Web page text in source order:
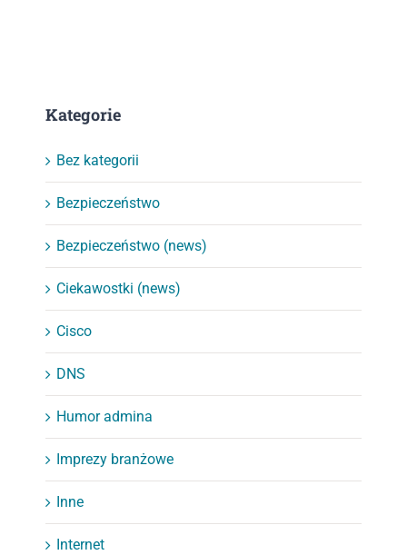
Kategorie
Bez kategorii
Bezpieczeństwo
Bezpieczeństwo (news)
Ciekawostki (news)
Cisco
DNS
Humor admina
Imprezy branżowe
Inne
Internet